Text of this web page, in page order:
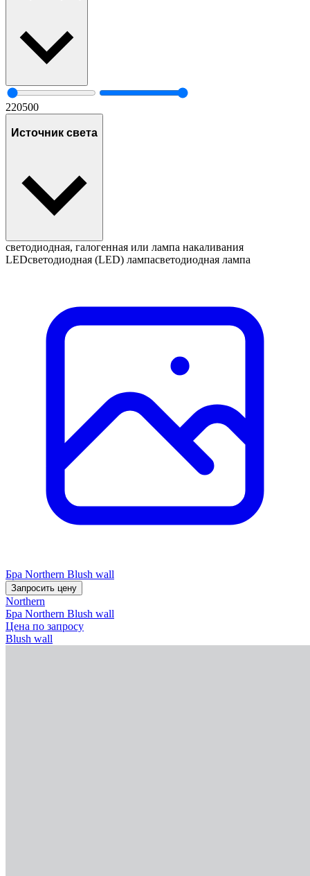
220500
Источник света
светодиодная, галогенная или лампа накаливания
LEDсветодиодная (LED) лампасветодиодная лампа
Бра Northern Blush wall
Запросить цену
Northern
Бра Northern Blush wall
Цена по запросу
Blush wall